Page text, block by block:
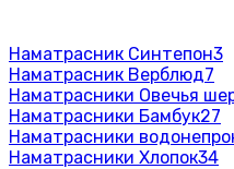
Наматрасник Синтепон3
Наматрасник Верблюд7
Наматрасники Овечья
Наматрасники Бамбук27
Наматрасники
Наматрасники Хлопок34